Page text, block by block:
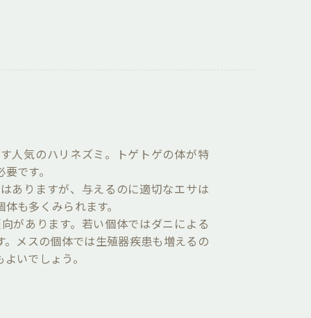
人気のハリネズミ。トゲトゲの体が特
です。
ありますが、与えるのに適切なエサは
も多くみられます。
があります。若い個体ではダニによる
メスの個体では生殖器疾患も増えるの
いでしょう。